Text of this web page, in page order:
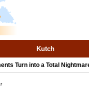
Kutch
Turn into a Total